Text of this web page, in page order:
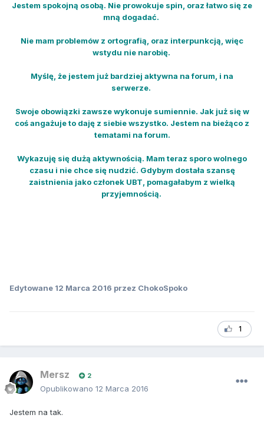
Jestem spokojną osobą. Nie prowokuje spin, oraz łatwo się ze
mną dogadać.
Nie mam problemów z ortografią, oraz interpunkcją, więc
wstydu nie narobię.
Myślę, że jestem już bardziej aktywna na forum, i na
serwerze.
Swoje obowiązki zawsze wykonuje sumiennie. Jak już się w
coś angażuje to daję z siebie wszystko. Jestem na bieżąco z
tematami na forum.
Wykazuję się dużą aktywnością. Mam teraz sporo wolnego
czasu i nie chce się nudzić. Gdybym dostała szansę
zaistnienia jako członek UBT, pomagałabym z wielką
przyjemnością.
Edytowane 12 Marca 2016 przez ChokoSpoko
1
Mersz 2
Opublikowano 12 Marca 2016
Jestem na tak.